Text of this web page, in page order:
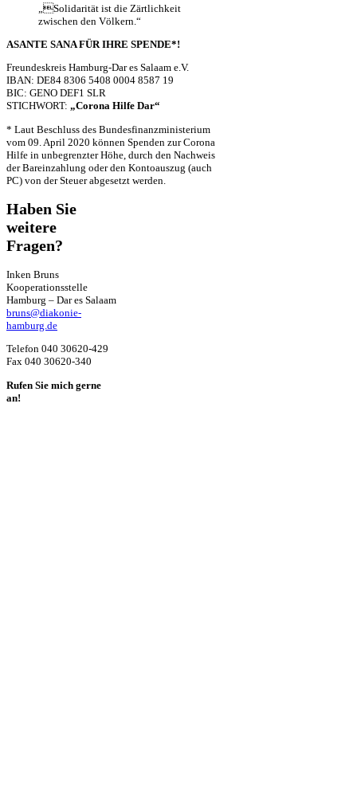
„Solidarität ist die Zärtlichkeit
zwischen den Völkern.“
ASANTE SANA FÜR IHRE SPENDE*!
Freundeskreis Hamburg-Dar es Salaam e.V.
IBAN: DE84 8306 5408 0004 8587 19
BIC: GENO DEF1 SLR
STICHWORT: „Corona Hilfe Dar“
* Laut Beschluss des Bundesfinanzministerium
vom 09. April 2020 können Spenden zur Corona
Hilfe in unbegrenzter Höhe, durch den Nachweis
der Bar­ein­zahlung oder den Kontoauszug (auch
PC) von der Steuer abgesetzt werden.
Haben Sie
weitere
Fragen?
Inken Bruns
Kooperationsstelle
Hamburg – Dar es Salaam
bruns@diakonie-
hamburg.de
Telefon 040 30620-429
Fax 040 30620-340
Rufen Sie mich gerne
an!